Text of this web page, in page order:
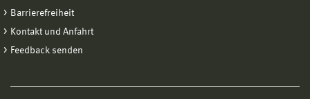
Barrierefreiheit
Kontakt und Anfahrt
Feedback senden